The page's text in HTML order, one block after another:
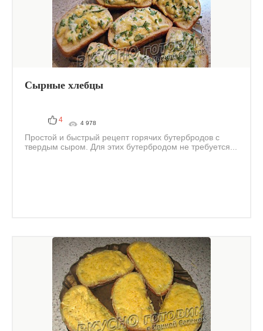
Сырные хлебцы
4 4 978
Простой и быстрый рецепт горячих бутербродов с
твердым сыром. Для этих бутербродом не требуется...